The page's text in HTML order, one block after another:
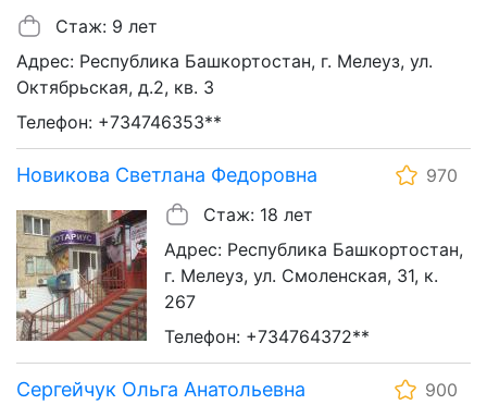
Стаж: 9 лет
Адрес: Республика Башкортостан, г. Мелеуз, ул.
Октябрьская, д.2, кв. 3
Телефон: +734746353**
Новикова Светлана Федоровна
970
Стаж: 18 лет
Адрес: Республика Башкортостан,
г. Мелеуз, ул. Смоленская, 31, к.
267
Телефон: +734764372**
Сергейчук Ольга Анатольевна
900